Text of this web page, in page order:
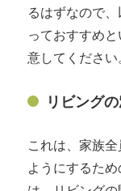
るはずなので
っておすすめ
意してください
リビング
これは、家族
ようにするた